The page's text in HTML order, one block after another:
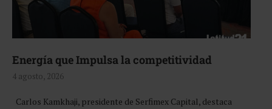
Energía que Impulsa la competitividad
4 agosto, 2026
Carlos Kamkhaji, presidente de Serfimex Capital, destaca